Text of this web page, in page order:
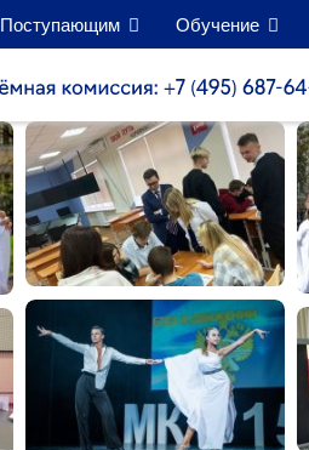
Поступающим Обучение